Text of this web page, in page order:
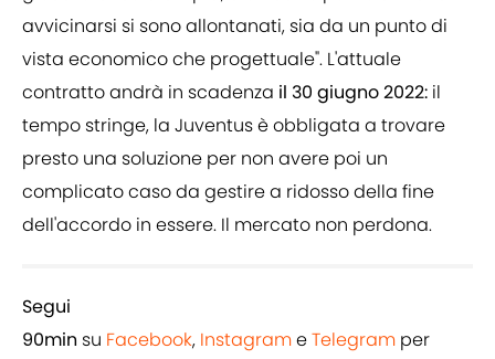
avvicinarsi si sono allontanati, sia da un punto di
vista economico che progettuale". L'attuale
contratto andrà in scadenza il 30 giugno 2022: il
tempo stringe, la Juventus è obbligata a trovare
presto una soluzione per non avere poi un
complicato caso da gestire a ridosso della fine
dell'accordo in essere. Il mercato non perdona.
Segui
90min su Facebook, InstagrameTelegram per